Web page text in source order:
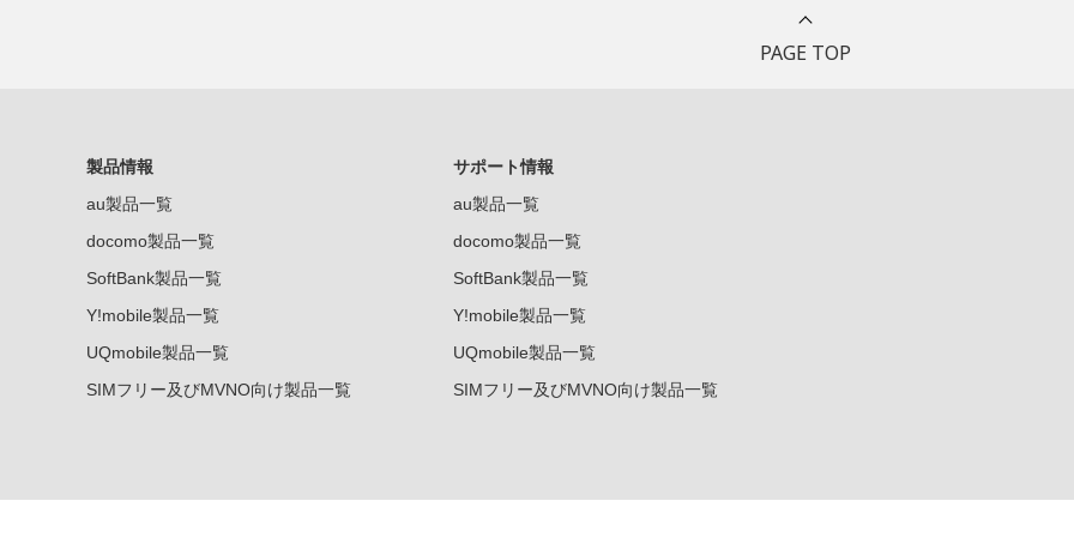
PAGE TOP
製品情報
au製品一覧
docomo製品一覧
SoftBank製品一覧
Y!mobile製品一覧
UQmobile製品一覧
SIMフリー及びMVNO向け製品一覧
サポート情報
au製品一覧
docomo製品一覧
SoftBank製品一覧
Y!mobile製品一覧
UQmobile製品一覧
SIMフリー及びMVNO向け製品一覧